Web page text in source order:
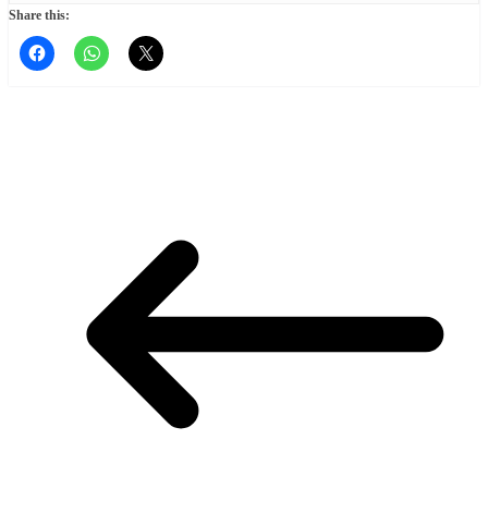
Share this: